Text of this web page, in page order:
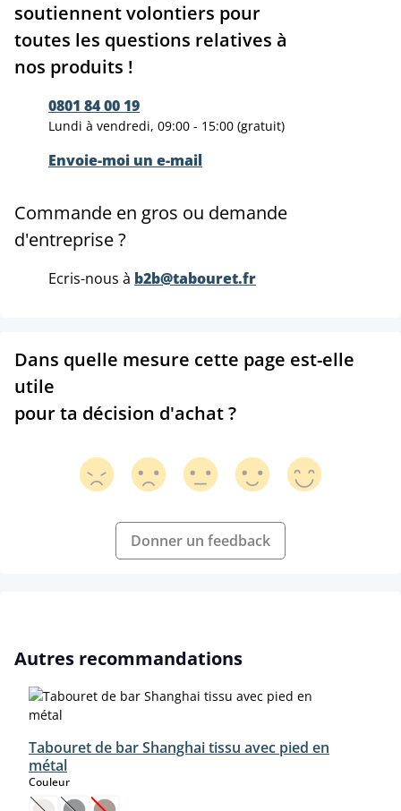
soutiennent volontiers pour
toutes les questions relatives à
nos produits !
0801 84 00 19
Lundi à vendredi, 09:00 - 15:00 (gratuit)
Envoie-moi un e-mail
Commande en gros ou demande
d'entreprise ?
Ecris-nous à b2b@tabouret.fr
Dans quelle mesure cette page est-elle
utile
pour ta décision d'achat ?
Donner un feedback
Ignorer la galerie de produits
Autres recommandations
Tabouret de bar Shanghai tissu avec pied en
métal
Couleurselect